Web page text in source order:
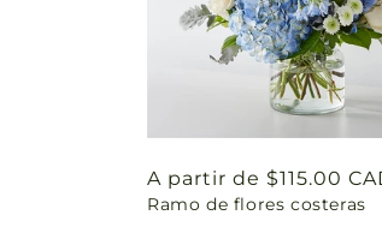
Precio
habitual
A partir de $115.00
Ramo de flores costeras